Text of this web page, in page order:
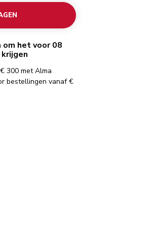
om het voor 08
300 met Alma
bestellingen vanaf €